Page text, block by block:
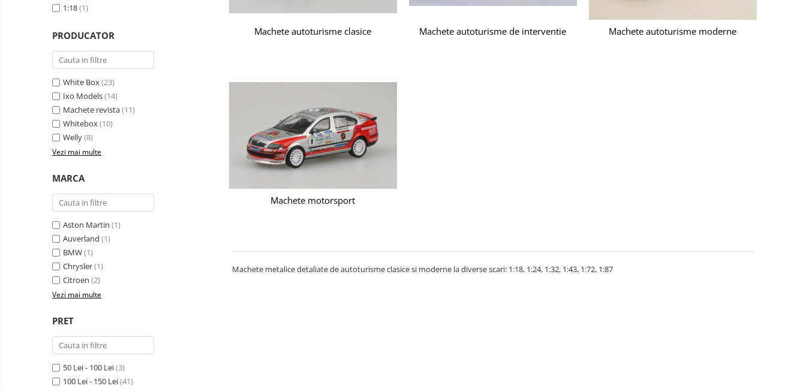
Machete autobuze
Machete autoturisme de
interventie
Machete autoturisme moderne
Machete motorsport
Accesorii machete
1:18(1)
PRODUCATOR
White Box(23)
Ixo Models(14)
Machete revista(11)
Whitebox(10)
Welly(8)
Vezi mai multe
MARCA
Aston Martin (1)
Auverland (1)
BMW(1)
Chrysler(1)
Citroen (2)
Vezi mai multe
PRET
50 Lei - 100 Lei(3)
100 Lei - 150 Lei(41)
Machete autoturisme clasice Machete autoturisme de interventie Machete autoturisme moderne
Machete motorsport
Machete metalice detaliate de autoturisme clasice si moderne la diverse scari: 1:18, 1:24, 1:32, 1:43, 1:72, 1:87